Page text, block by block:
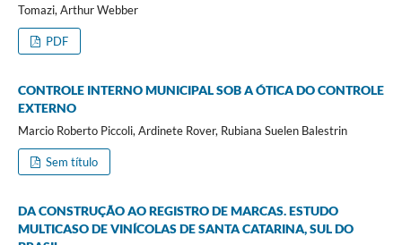
Tomazi, Arthur Webber
PDF
CONTROLE INTERNO MUNICIPAL SOB A ÓTICA DO CONTROLE
EXTERNO
Marcio Roberto Piccoli, Ardinete Rover, Rubiana Suelen Balestrin
Sem título
DA CONSTRUÇÃO AO REGISTRO DE MARCAS. ESTUDO
MULTICASO DE VINÍCOLAS DE SANTA CATARINA, SUL DO